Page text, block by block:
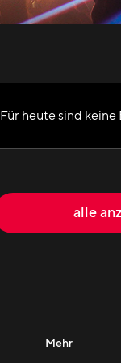
Für heute sind
alle
Mehr